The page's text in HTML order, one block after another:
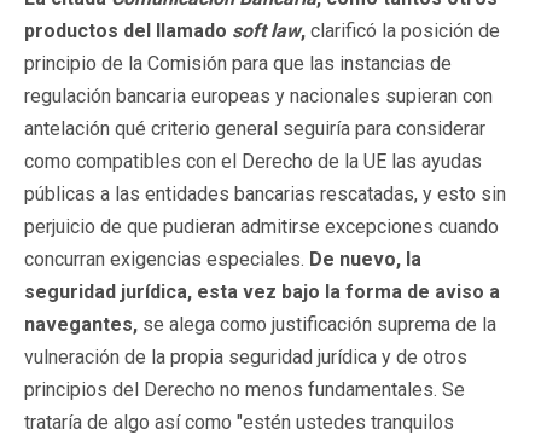
productos del llamado soft law, clarificó la posición de
principio de la Comisión para que las instancias de
regulación bancaria europeas y nacionales supieran con
antelación qué criterio general seguiría para considerar
como compatibles con el Derecho de la UE las ayudas
públicas a las entidades bancarias rescatadas, y esto sin
perjuicio de que pudieran admitirse excepciones cuando
concurran exigencias especiales. De nuevo, la
seguridad jurídica, esta vez bajo la forma de aviso a
navegantes, se alega como justificación suprema de la
vulneración de la propia seguridad jurídica y de otros
principios del Derecho no menos fundamentales. Se
trataría de algo así como "estén ustedes tranquilos